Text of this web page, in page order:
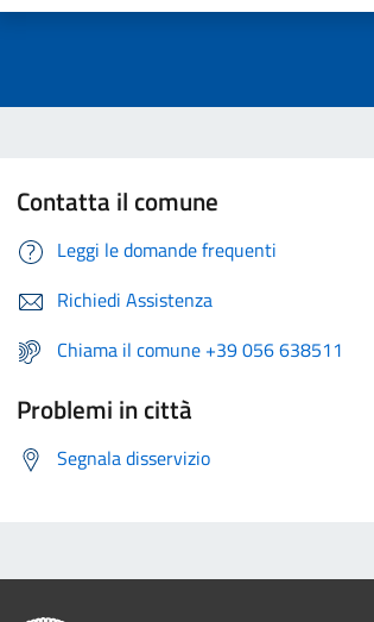
Contatta il comune
Leggi le domande frequenti
Richiedi Assistenza
Chiama il comune +39 056 638511
Problemi in città
Segnala disservizio